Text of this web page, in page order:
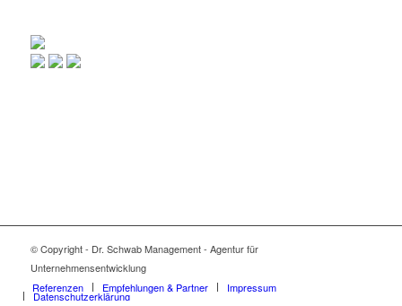
© Copyright - Dr. Schwab Management - Agentur für
Unternehmensentwicklung
Referenzen
Empfehlungen & Partner Impressum
Datenschutzerklärung